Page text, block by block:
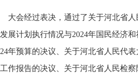
大会经过表决，通过了关于河北省
展计划执行情况与2024年国民经济
年预算的决议、关于河北省人民代
作报告的决议、关于河北省人民检察